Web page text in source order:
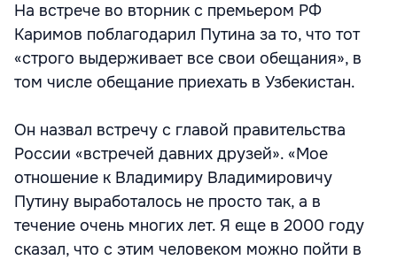
На встрече во вторник с премьером РФ
Каримов поблагодарил Путина за то, что тот
«строго выдерживает все свои обещания», в
том числе обещание приехать в Узбекистан.
Он назвал встречу с главой правительства
России «встречей давних друзей». «Мое
отношение к Владимиру Владимировичу
Путину выработалось не просто так, а в
течение очень многих лет. Я еще в 2000 году
сказал, что с этим человеком можно пойти в